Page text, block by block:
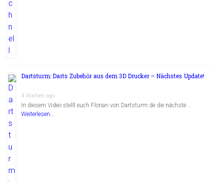
Dartsturm: Darts Zubehör aus dem 3D Drucker – Nächstes Update!
4 Wochen ago
In diesem Video stellt euch Florian von Dartsturm.de die nächste …
Weiterlesen...